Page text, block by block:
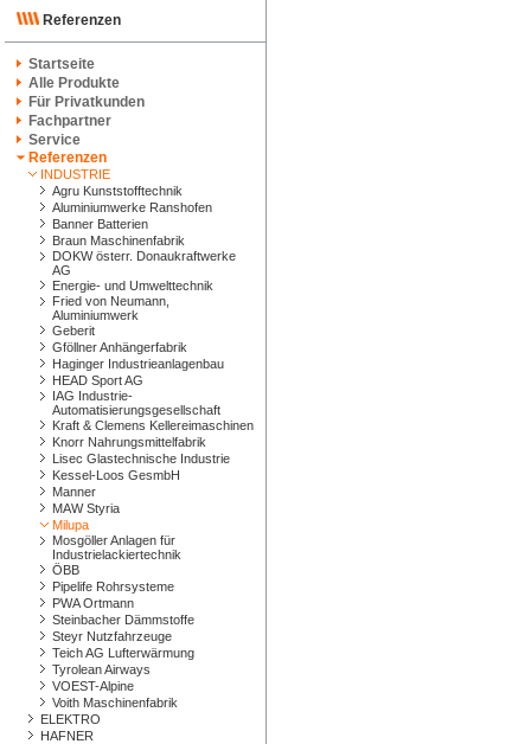
Referenzen
Startseite
Alle Produkte
Für Privatkunden
Fachpartner
Service
Referenzen
INDUSTRIE
Agru Kunststofftechnik
Aluminiumwerke Ranshofen
Banner Batterien
Braun Maschinenfabrik
DOKW österr. Donaukraftwerke
AG
Energie- und Umwelttechnik
Fried von Neumann,
Aluminiumwerk
Geberit
Gföllner Anhängerfabrik
Haginger Industrieanlagenbau
HEAD Sport AG
IAG Industrie-
Automatisierungsgesellschaft
Kraft & Clemens Kellereimaschinen
Knorr Nahrungsmittelfabrik
Lisec Glastechnische Industrie
Kessel-Loos GesmbH
Manner
MAW Styria
Milupa
Mosgöller Anlagen für
Industrielackiertechnik
ÖBB
Pipelife Rohrsysteme
PWA Ortmann
Steinbacher Dämmstoffe
Steyr Nutzfahrzeuge
Teich AG Lufterwärmung
Tyrolean Airways
VOEST-Alpine
Voith Maschinenfabrik
ELEKTRO
HAFNER